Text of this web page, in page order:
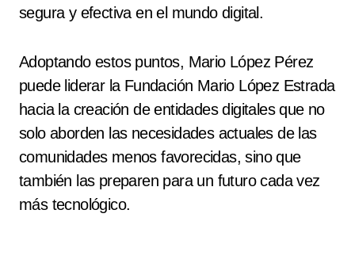
segura y efectiva en el mundo digital.
Adoptando estos puntos, Mario López Pérez
puede liderar la Fundación Mario López Estrada
hacia la creación de entidades digitales que no
solo aborden las necesidades actuales de las
comunidades menos favorecidas, sino que
también las preparen para un futuro cada vez
más tecnológico.